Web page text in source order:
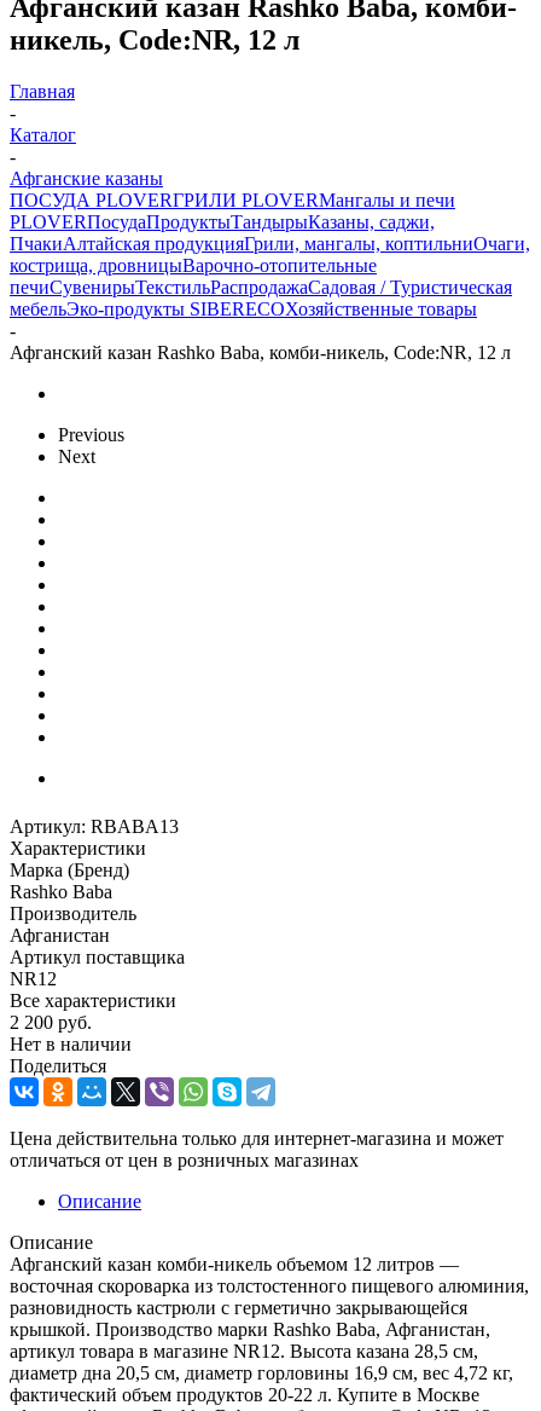
Афганский казан Rashko Baba, комби-
никель, Code:NR, 12 л
Главная
-
Каталог
-
Афганские казаны
ПОСУДА PLOVERГРИЛИ PLOVERМангалы и печи
PLOVERПосудаПродуктыТандырыКазаны, саджи,
ПчакиАлтайская продукцияГрили, мангалы, коптильниОчаги,
кострища, дровницыВарочно-отопительные
печиСувенирыТекстильРаспродажаСадовая / Туристическая
мебельЭко-продукты SIBERECOХозяйственные товары
-
Афганский казан Rashko Baba, комби-никель, Code:NR, 12 л
Previous
Next
Артикул: RBABA13
Характеристики
Марка (Бренд)
Rashko Baba
Производитель
Афганистан
Артикул поставщика
NR12
Все характеристики
2 200 руб.
Нет в наличии
Поделиться
Цена действительна только для интернет-магазина и может
отличаться от цен в розничных магазинах
Описание
Описание
Афганский казан комби-никель объемом 12 литров —
восточная скороварка из толстостенного пищевого алюминия,
разновидность кастрюли с герметично закрывающейся
крышкой. Производство марки Rashko Baba, Афганистан,
артикул товара в магазине NR12. Высота казана 28,5 см,
диаметр дна 20,5 см, диаметр горловины 16,9 см, вес 4,72 кг,
фактический объем продуктов 20-22 л. Купите в Москве